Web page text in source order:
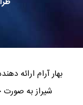
بهار آرام ارائه
شیراز به